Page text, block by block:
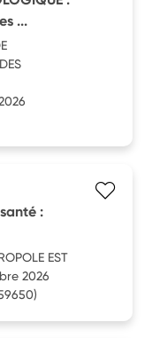
...
:
EST
2026